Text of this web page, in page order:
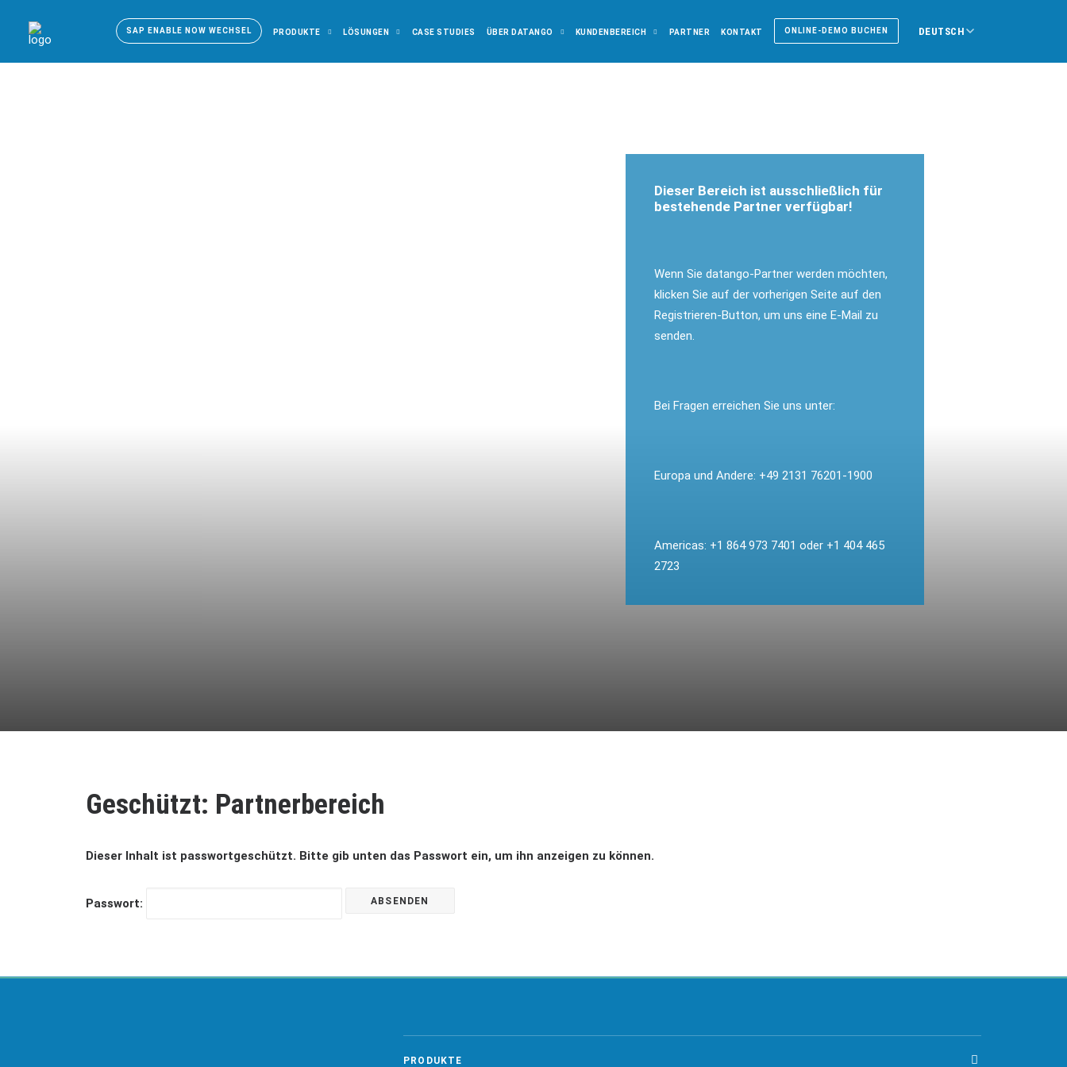
SAP ENABLE NOW WECHSEL PRODUKTE LÖSUNGEN CASE STUDIES ÜBER DATANGO KUNDENBEREICH PARTNER KONTAKT ONLINE-DEMO BUCHEN DEUTSCH
Dieser Bereich ist ausschließlich für
bestehende Partner verfügbar!
Wenn Sie datango-Partner werden möchten,
klicken Sie auf der vorherigen Seite auf den
Registrieren-Button, um uns eine E-Mail zu
senden.
Bei Fragen erreichen Sie uns unter:
Europa und Andere: +49 2131 76201-1900
Americas: +1 864 973 7401 oder +1 404 465
2723
Geschützt: Partnerbereich
Dieser Inhalt ist passwortgeschützt. Bitte gib unten das Passwort ein, um ihn anzeigen zu können.
Passwort:
PRODUKTE